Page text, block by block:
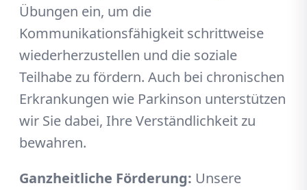
Übungen ein, um die
Kommunikationsfähigkeit schrittweise
wiederherzustellen und die soziale
Teilhabe zu fördern. Auch bei chronischen
Erkrankungen wie Parkinson unterstützen
wir Sie dabei, Ihre Verständlichkeit zu
bewahren.
Ganzheitliche Förderung: Unsere